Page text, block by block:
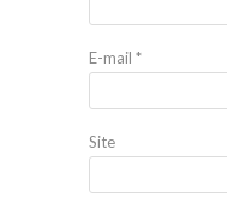
E-mail *
Site